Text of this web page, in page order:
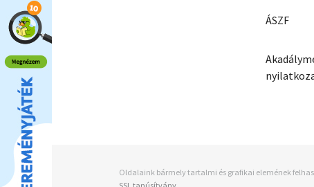
ÁSZF
Oldalaink bármely tartalmi és grafikai elemének